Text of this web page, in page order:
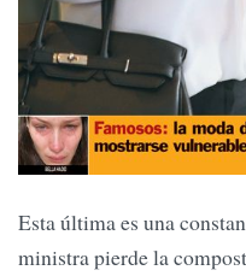
Esta última es una
ministra pierde la